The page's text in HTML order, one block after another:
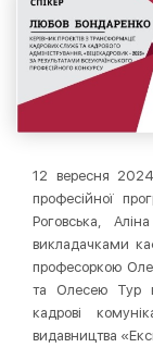
12 вересня 2024
професійної
Роговська,
викладачками
професоркою
та Олесею Тур
кадрові
видавництва